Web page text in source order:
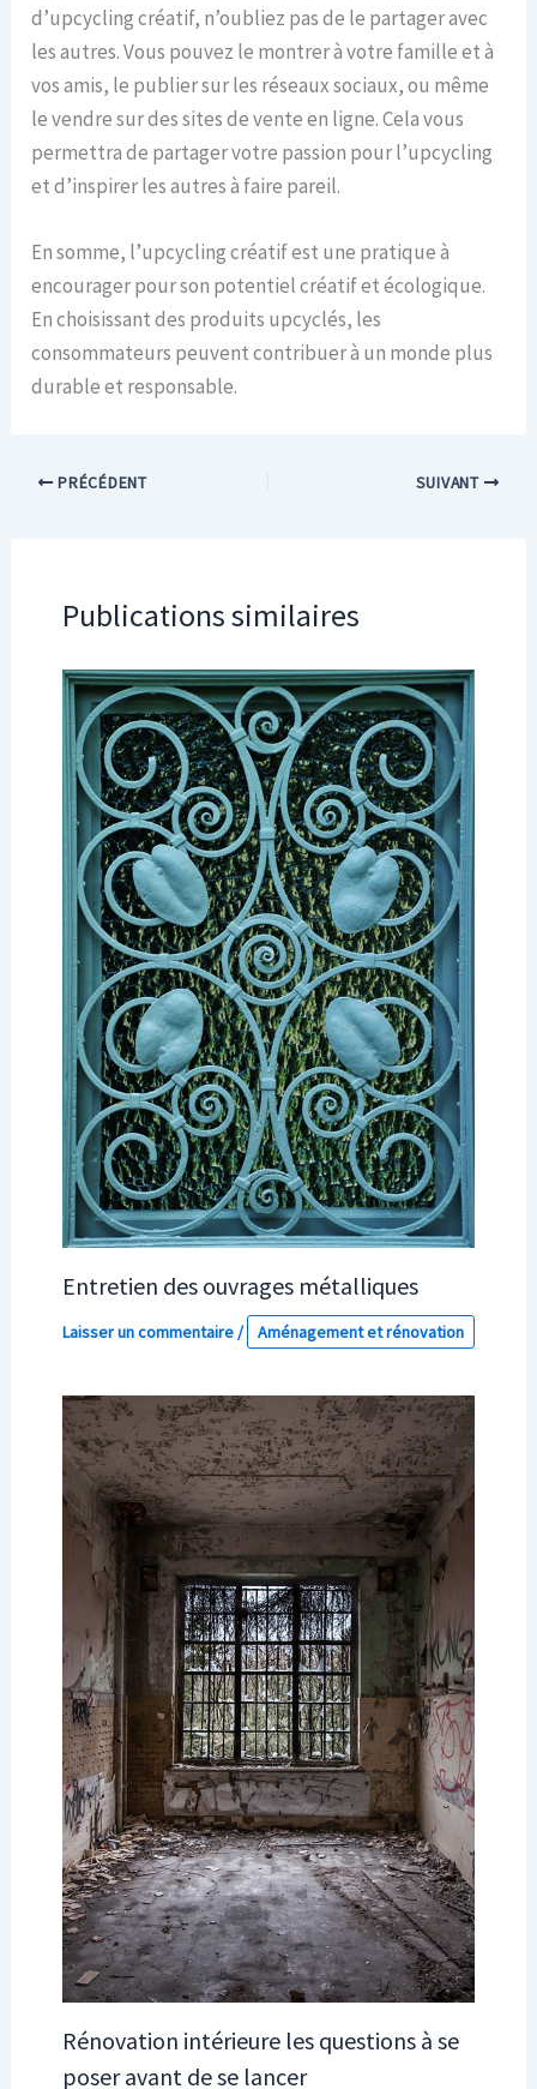
d’upcycling créatif, n’oubliez pas de le partager avec
les autres. Vous pouvez le montrer à votre famille et à
vos amis, le publier sur les réseaux sociaux, ou même
le vendre sur des sites de vente en ligne. Cela vous
permettra de partager votre passion pour l’upcycling
et d’inspirer les autres à faire pareil.
En somme, l’upcycling créatif est une pratique à
encourager pour son potentiel créatif et écologique.
En choisissant des produits upcyclés, les
consommateurs peuvent contribuer à un monde plus
durable et responsable.
PRÉCÉDENT SUIVANT
Publications similaires
Entretien des ouvrages métalliques
Laisser un commentaire/ Aménagement et rénovation
Rénovation intérieure les questions à se
poser avant de se lancer